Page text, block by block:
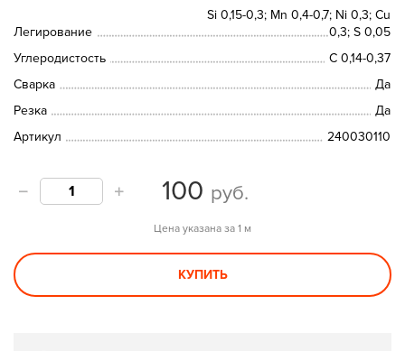
Легирование
Si 0,15-0,3; Мn 0,4-0,7; Ni 0,3; Сu
0,3; S 0,05
Углеродистость
С 0,14-0,37
Сварка
Да
Резка
Да
Артикул
240030110
100 руб.
Цена указана за 1 м
КУПИТЬ